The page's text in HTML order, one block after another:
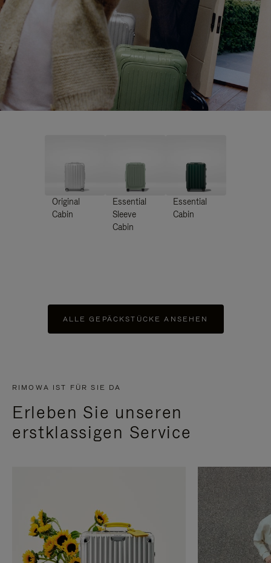
Original
Cabin
Essential
Sleeve
Cabin
Essential
Cabin
ALLE GEPÄCKSTÜCKE ANSEHEN
RIMOWA IST FÜR SIE DA
Erleben Sie unseren
erstklassigen Service